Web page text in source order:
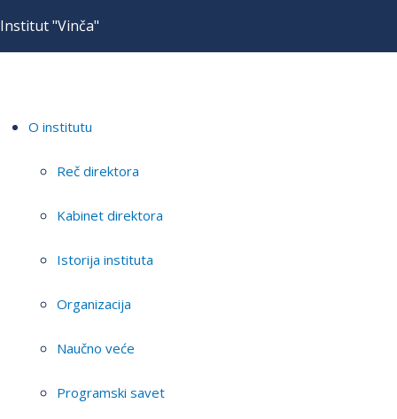
Institut "Vinča"
O institutu
Reč direktora
Kabinet direktora
Istorija instituta
Organizacija
Naučno veće
Programski savet